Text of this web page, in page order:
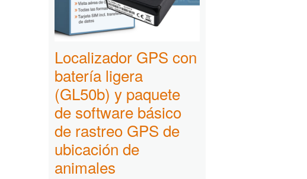
Localizador GPS con
batería ligera
(GL50b) y paquete
de software básico
de rastreo GPS de
ubicación de
animales